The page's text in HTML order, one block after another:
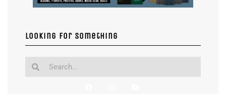
Looking for something